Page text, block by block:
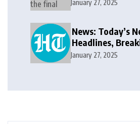
January 27, 2025
News: Today’s
Headlines,
India, World
January 27, 2025